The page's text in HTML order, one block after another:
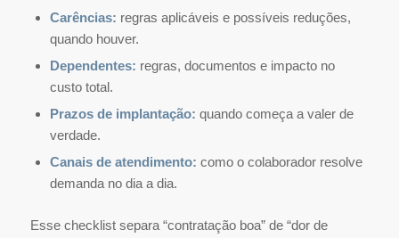
Carências: regras aplicáveis e possíveis reduções,
quando houver.
Dependentes: regras, documentos e impacto no
custo total.
Prazos de implantação: quando começa a valer de
verdade.
Canais de atendimento: como o colaborador resolve
demanda no dia a dia.
Esse checklist separa “contratação boa” de “dor de